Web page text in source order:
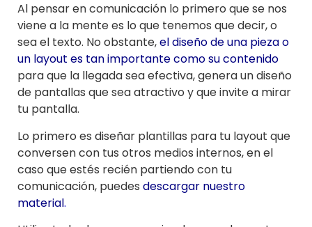
Al pensar en comunicación lo primero que se nos
viene a la mente es lo que tenemos que decir, o
sea el texto. No obstante,el diseño de una pieza o
un layout es tan importante como su contenido
para que la llegada sea efectiva, genera un diseño
de pantallas que sea atractivo y que invite a mirar
tu pantalla.
Lo primero es diseñar plantillas para tu layout que
conversen con tus otros medios internos, en el
caso que estés recién partiendo con tu
comunicación, puedes descargar nuestro
material.